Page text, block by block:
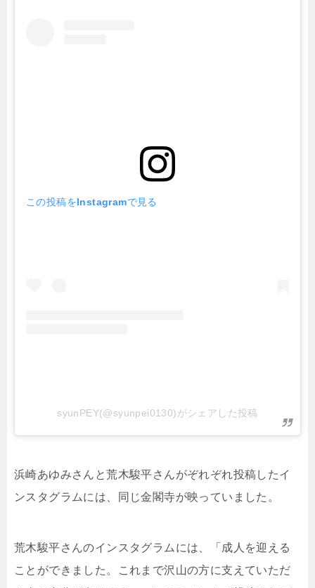
この投稿をInstagramで見る
syunPEY(@syunpei0130)がシェアした投稿
浜崎あゆみさんと荒木駿平さんがぞれぞれ投稿したイ
ンスタグラムには、同じ金閣寺が映っていました。
荒木駿平さんのインスタグラムには、「 成人を迎える
ことができました。
これまで沢山の方に支えていただ